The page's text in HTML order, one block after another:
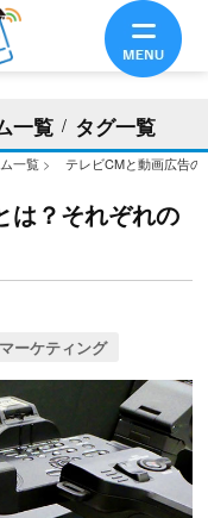
一覧 タグ一覧
一覧 > テレビCMと動画広告
は？それぞれの
ーケティング